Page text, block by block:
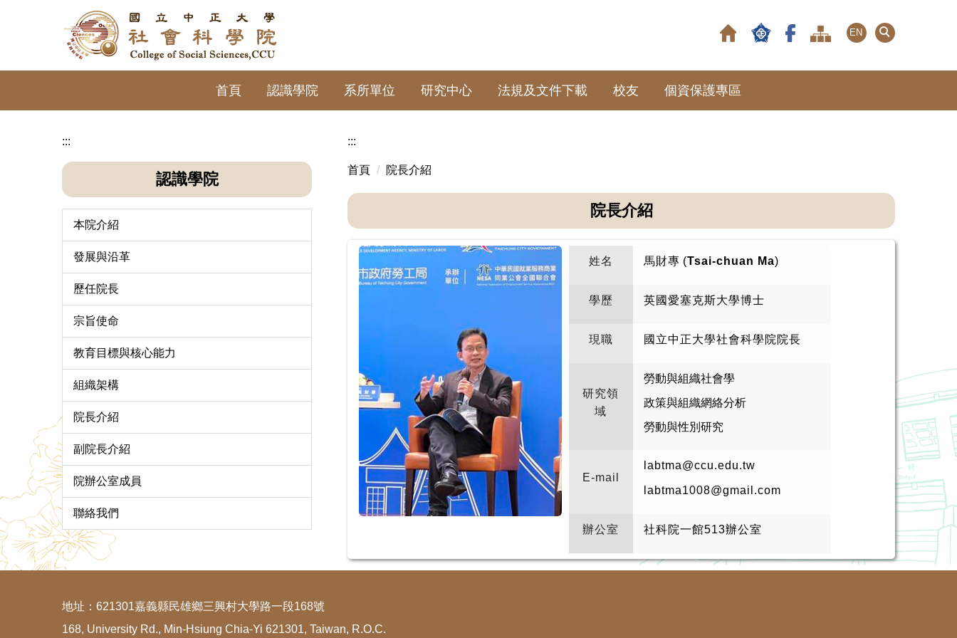
區
EN
首頁 認識學院 系所單位 研究中心 法規及文件下載 校友 個資保護專區
:::
認識學院
本院介紹
發展與沿革
歷任院長
宗旨使命
教育目標與核心能力
組織架構
院長介紹
副院長介紹
院辦公室成員
聯絡我們
:::
首頁 院長介紹
院長介紹
姓名 馬財專 (Tsai-chuan Ma)
學歷 英國愛塞克斯大學博士
現職 國立中正大學社會科學院院長
研究領
域
勞動與組織社會學
政策與組織網絡分析
勞動與性別研究
E-mail
labtma@ccu.edu.tw
labtma1008@gmail.com
辦公室 社科院一館513辦公室
地址：621301嘉義縣民雄鄉三興村大學路一段168號
168, University Rd., Min-Hsiung Chia-Yi 621301, Taiwan, R.O.C.